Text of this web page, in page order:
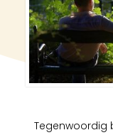
Tegenwoordig